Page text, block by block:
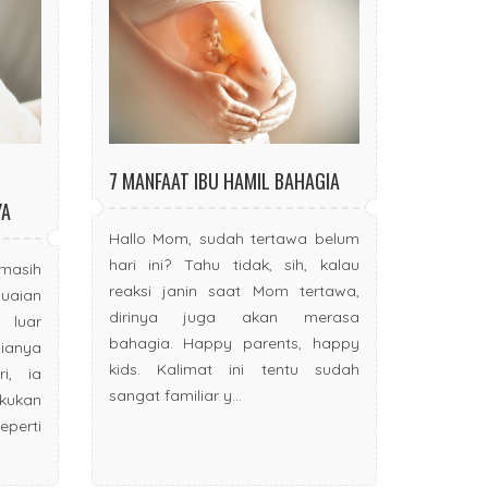
ia
7 MANFAAT IBU HAMIL BAHAGIA
Hallo Mom, sudah tertawa belum
hari ini? Tahu tidak, sih, kalau
reaksi janin saat Mom tertawa,
dirinya juga akan merasa
bahagia. Happy parents, happy
kids. Kalimat ini tentu sudah
sangat familiar y...